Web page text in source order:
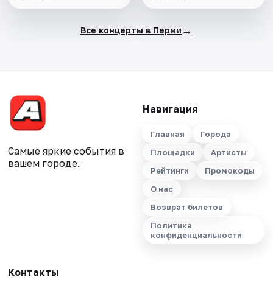
Все концерты в Перми →
Самые яркие события в
вашем городе.
Навигация
Главная
Города
Площадки
Артисты
Рейтинги
Промокоды
О нас
Возврат билетов
Политика
конфиденциальности
Контакты